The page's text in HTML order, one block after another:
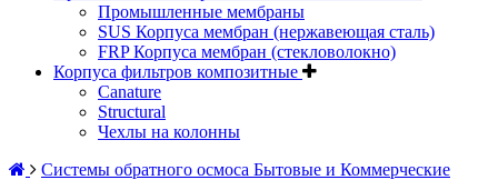
Промышленные мембраны
SUS Корпуса мембран (нержавеющая сталь)
FRP Корпуса мембран (стекловолокно)
Корпуса фильтров композитные
Canature
Structural
Чехлы на колонны
Системы обратного осмоса Бытовые и Коммерческие